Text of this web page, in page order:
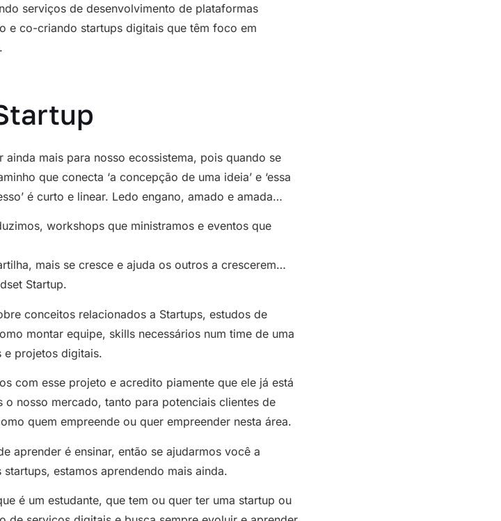
serviços de desenvolvimento de plataformas
e co-criando startups digitais que têm foco em
mais para nosso ecossistema, pois quando se
que conecta ‘a concepção de uma ideia’ e ‘essa
é curto e linear. Ledo engano, amado e amada…
workshops que ministramos e eventos que
mais se cresce e ajuda os outros a crescerem…
Startup.
conceitos relacionados a Startups, estudos de
montar equipe, skills necessários num time de uma
e projetos digitais.
com esse projeto e acredito piamente que ele já está
nosso mercado, tanto para potenciais clientes de
quem empreende ou quer empreender nesta área.
aprender é ensinar, então se ajudarmos você a
estamos aprendendo mais ainda.
é um estudante, que tem ou quer ter uma startup ou